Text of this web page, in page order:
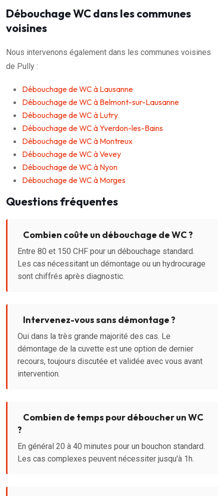
Débouchage WC dans les communes
voisines
Nous intervenons également dans les communes voisines
de Pully :
Débouchage de WC à Lausanne
Débouchage de WC à Belmont-sur-Lausanne
Débouchage de WC à Lutry
Débouchage de WC à Yverdon-les-Bains
Débouchage de WC à Montreux
Débouchage de WC à Vevey
Débouchage de WC à Nyon
Débouchage de WC à Morges
Questions fréquentes
Combien coûte un débouchage de WC ?
Entre 80 et 150 CHF pour un débouchage standard.
Les cas nécessitant un démontage ou un hydrocurage
sont chiffrés après diagnostic.
Intervenez-vous sans démontage ?
Oui dans la très grande majorité des cas. Le
démontage de la cuvette est une option de dernier
recours, toujours discutée et validée avec vous avant
intervention.
Combien de temps pour déboucher un WC
?
En général 20 à 40 minutes pour un bouchon standard.
Les cas complexes peuvent nécessiter jusqu'à 1h.